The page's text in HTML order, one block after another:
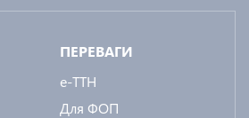
ПЕРЕВАГИ
e-ТТН
Для ФОП